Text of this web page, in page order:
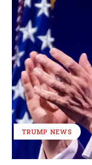
TRUMP NEWS